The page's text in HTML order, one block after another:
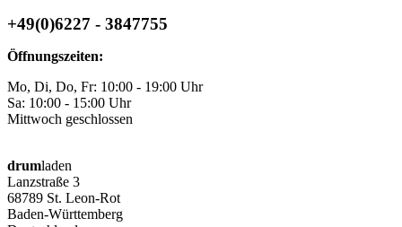
+49(0)6227 - 3847755
Öffnungszeiten:
Mo, Di, Do, Fr: 10:00 - 19:00 Uhr
Sa: 10:00 - 15:00 Uhr
Mittwoch geschlossen
drumladen
Lanzstraße 3
68789 St. Leon-Rot
Baden-Württemberg